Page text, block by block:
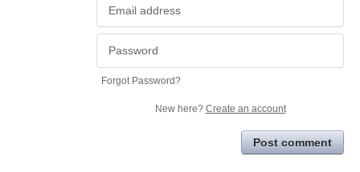
Forgot Password?
New here? Create an account
Post comment